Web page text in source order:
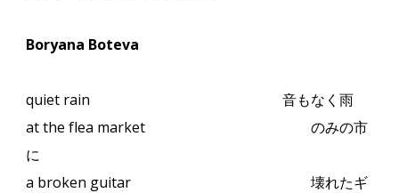
Boryana Boteva
quiet rain
音もなく雨
at the flea market
のみの市
に
a broken guitar
壊れたギ